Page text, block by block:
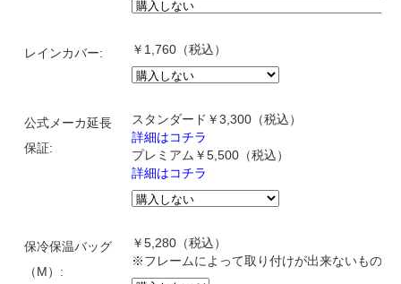
レインカバー: ￥1,760（税込）
公式メーカ延長
保証:
スタンダード￥3,300（税込）
詳細はコチラ
プレミアム￥5,500（税込）
詳細はコチラ
保冷保温バッグ
（M）:
￥5,280（税込）
※フレームによって取り付けが出来ないものが